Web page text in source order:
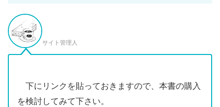
サイト管理人
下にリンクを貼っておきますので、本書の購入
を検討してみて下さい。